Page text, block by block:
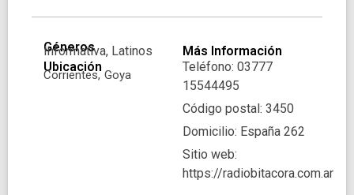
Géneros
Informativa, Latinos
Ubicación
Corrientes, Goya
Más Información
Teléfono: 03777
15544495
Código postal: 3450
Domicilio: España 262
Sitio web:
https://radiobitacora.com.ar